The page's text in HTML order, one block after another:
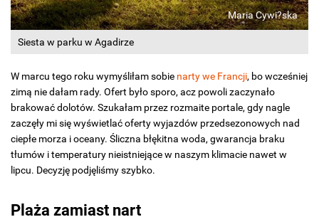
Siesta w parku w Agadirze
Maria Cywi?ska
W marcu tego roku wymyśliłam sobie narty we Francji, bo wcześniej
zimą nie dałam rady. Ofert było sporo, acz powoli zaczynało
brakować dolotów. Szukałam przez rozmaite portale, gdy nagle
zaczęły mi się wyświetlać oferty wyjazdów przedsezonowych nad
ciepłe morza i oceany. Śliczna błękitna woda, gwarancja braku
tłumów i temperatury nieistniejące w naszym klimacie nawet w
lipcu. Decyzję podjęliśmy szybko.
Plaża zamiast nart